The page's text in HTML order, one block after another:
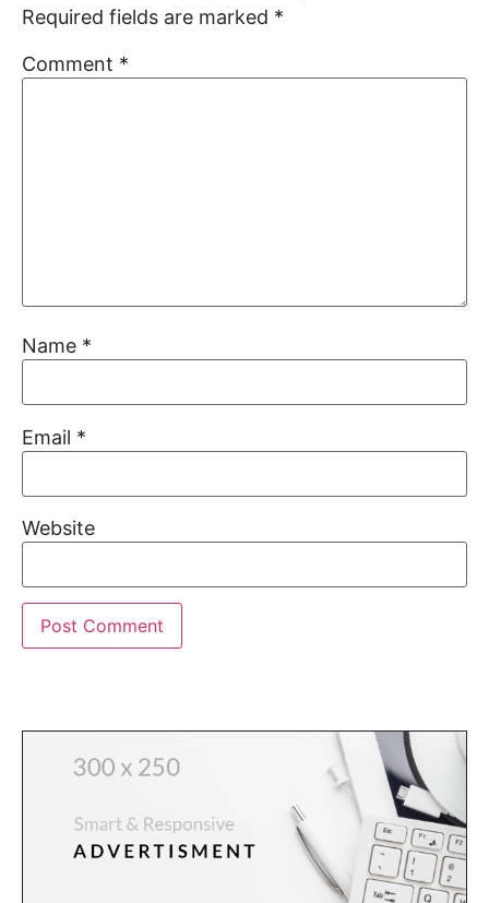
Required fields are marked *
Comment *
Name *
Email *
Website